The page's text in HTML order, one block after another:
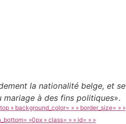
la nationalité belge, et se
mariage à des fins politiques».
» background_color= » » border_size= » »
»0px » class= » » id= » »